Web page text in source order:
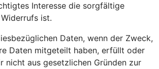
Interesse die sorgfältige
ist.
Daten, wenn der Zweck,
Daten mitgeteilt haben, erfüllt oder
nicht aus gesetzlichen Gründen zur